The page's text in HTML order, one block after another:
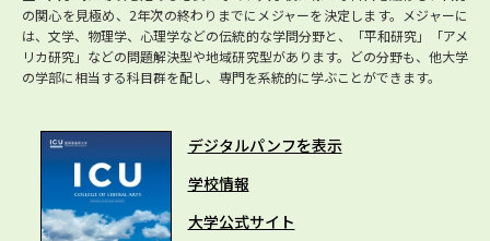
の関心を見極め、2年次の終わりまでにメジャーを決定します。メジャーに
は、文学、物理学、心理学などの伝統的な学問分野と、「平和研究」「アメ
リカ研究」などの問題解決型や地域研究型があります。どの分野も、他大学
の学部に相当する科目群を配し、専門を系統的に学ぶことができます。
デジタルパンフを表示
学校情報
大学公式サイト